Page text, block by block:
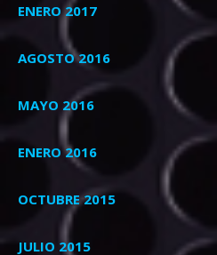
ENERO 2017
AGOSTO 2016
MAYO 2016
ENERO 2016
OCTUBRE 2015
JULIO 2015